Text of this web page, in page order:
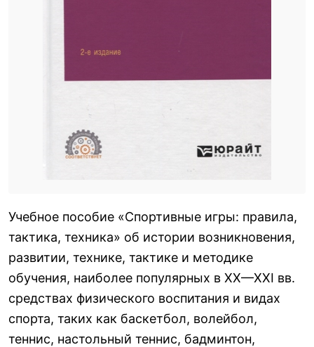
Учебное пособие «Спортивные игры: правила,
тактика, техника» об истории возникновения,
развитии, технике, тактике и методике
обучения, наиболее популярных в XX—XXI вв.
средствах физического воспитания и видах
спорта, таких как баскетбол, волейбол,
теннис, настольный теннис, бадминтон,